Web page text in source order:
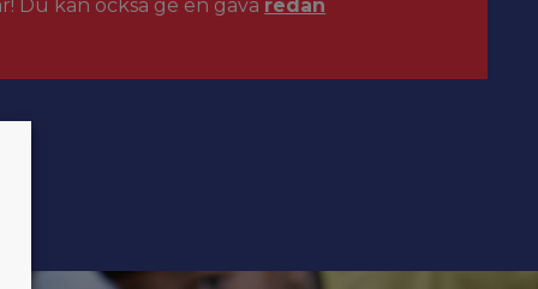
Du kan också ge en gåva redan